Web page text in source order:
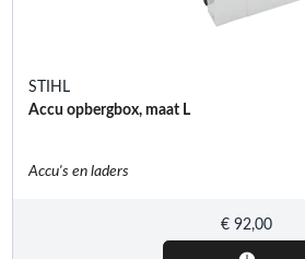
STIHL
Accu opbergbox, maat L
Accu's en laders
€ 92,00